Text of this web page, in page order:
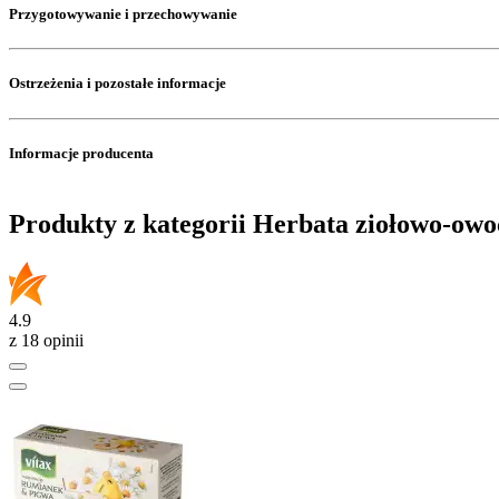
Przygotowywanie i przechowywanie
Ostrzeżenia i pozostałe informacje
Informacje producenta
Produkty z kategorii Herbata ziołowo-
4.9
z 18 opinii